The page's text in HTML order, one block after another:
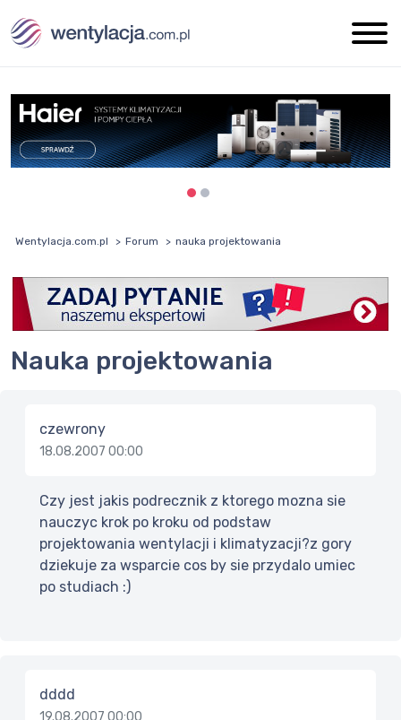
Wentylacja.com.pl Forum nauka projektowania
nauka projektowania
czewrony
18.08.2007 00:00
Czy jest jakis podrecznik z ktorego mozna sie
nauczyc krok po kroku od podstaw
projektowania wentylacji i klimatyzacji?z gory
dziekuje za wsparcie cos by sie przydalo umiec
po studiach :)
dddd